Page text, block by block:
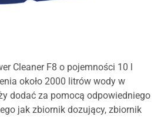
Cleaner F8 o pojemności 10 l
około 2000 litrów wody w
dodać za pomocą odpowiedniego
jak zbiornik dozujący, zbiornik